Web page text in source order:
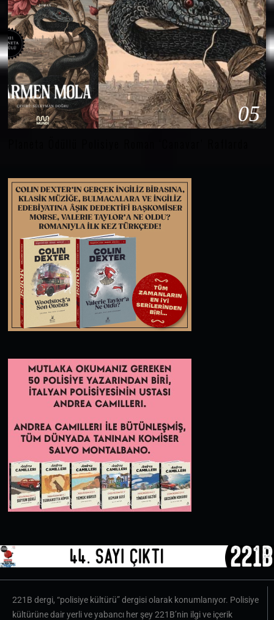
05
221B dergi, “polisiye kültürü” dergisi olarak konumlanıyor. Polisiye
kültürüne dair yerli ve yabancı her şey 221B’nin ilgi ve içerik